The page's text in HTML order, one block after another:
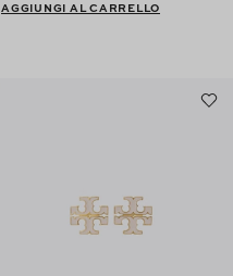
AGGIUNGI AL CARRELLO